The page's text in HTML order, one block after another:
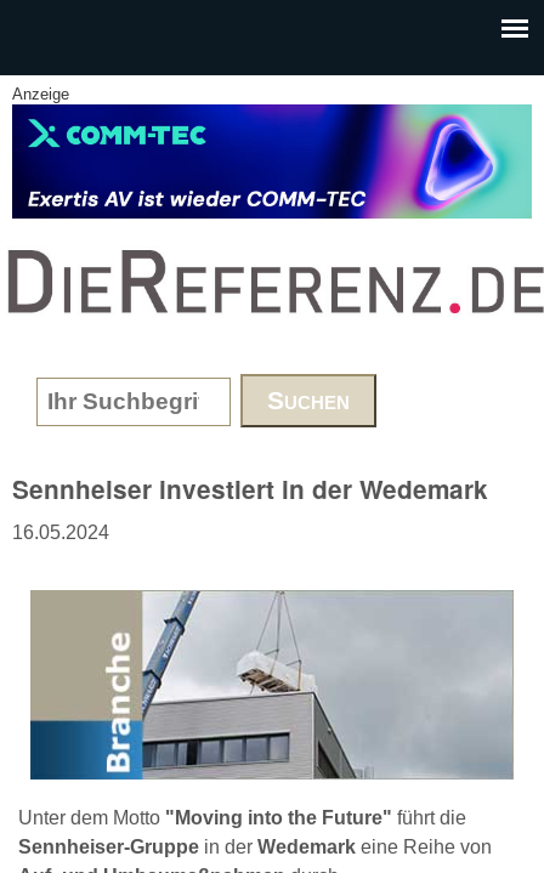
Anzeige
www.DieReferenz.de
Search form
Sennheiser investiert in der Wedemark
16.05.2024
Unter dem Motto "Moving into the Future" führt die
Sennheiser-Gruppe in der Wedemark eine Reihe von